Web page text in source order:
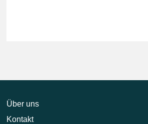
Über uns
Kontakt